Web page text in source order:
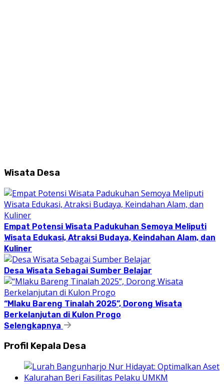
Wisata Desa
Empat Potensi Wisata Padukuhan Semoya Meliputi
Wisata Edukasi, Atraksi Budaya, Keindahan Alam, dan
Kuliner
Desa Wisata Sebagai Sumber Belajar
“Mlaku Bareng Tinalah 2025”, Dorong Wisata
Berkelanjutan di Kulon Progo
Selengkapnya
Profil Kepala Desa